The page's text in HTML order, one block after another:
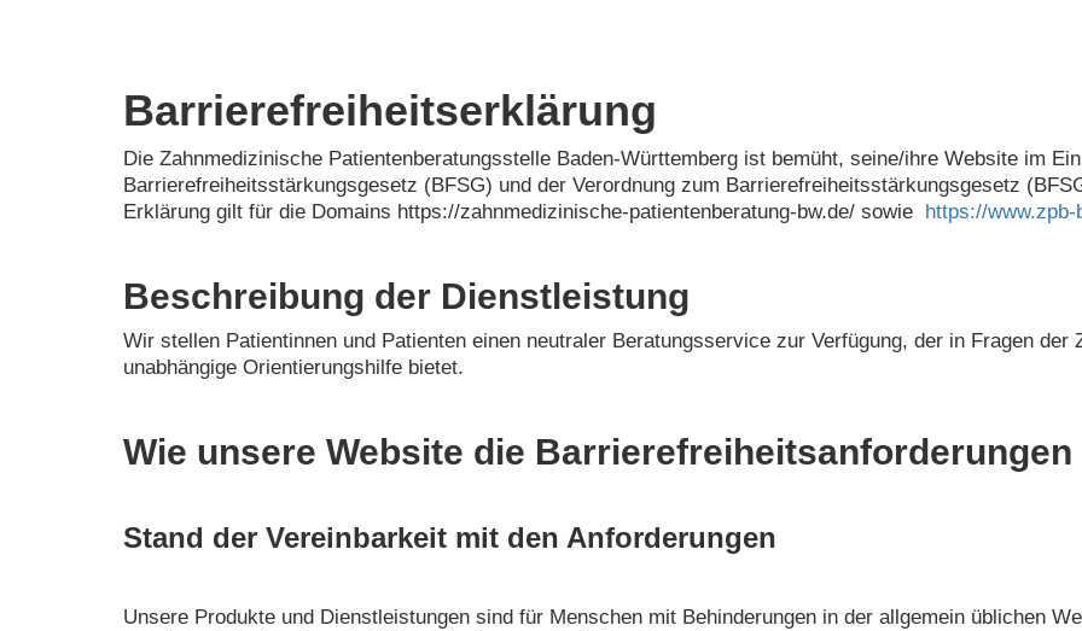
Barrierefreiheitserklärung
Die Zahnmedizinische Patientenberatungsstelle Baden-Württemberg ist bemüht, seine/ihre Website im
Barrierefreiheitsstärkungsgesetz (BFSG) und der Verordnung zum Barrierefreiheitsstärkungsgesetz
Erklärung gilt für die Domains https://zahnmedizinische-patientenberatung-bw.de/ sowie https://www.zpb-
Beschreibung der Dienstleistung
Wir stellen Patientinnen und Patienten einen neutraler Beratungsservice zur Verfügung, der in Fragen der
unabhängige Orientierungshilfe bietet.
Wie unsere Website die
Stand der Vereinbarkeit mit den Anforderungen
Unsere Produkte und Dienstleistungen sind für Menschen mit Behinderungen in der allgemein üblichen